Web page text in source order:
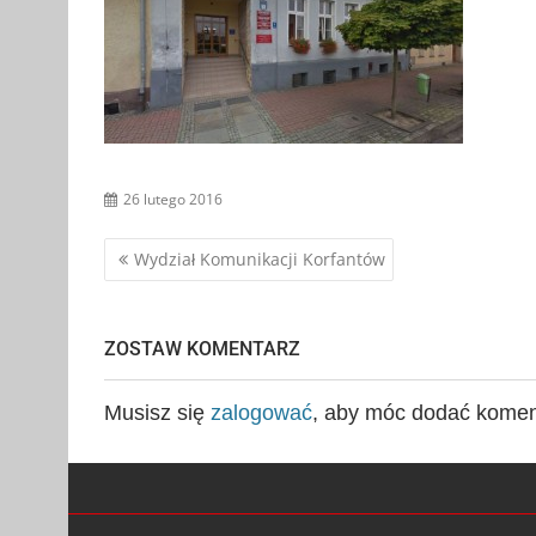
26 lutego 2016
Nawigacja
Wydział Komunikacji Korfantów
ZOSTAW KOMENTARZ
Musisz się zalogować, aby móc dodać